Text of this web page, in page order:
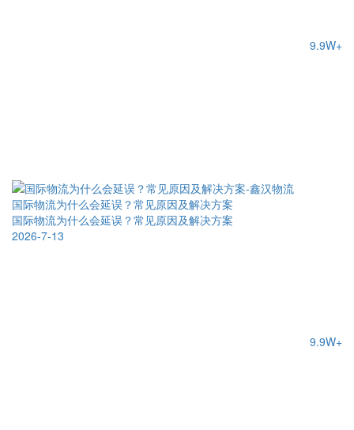
9.9W+
国际物流为什么会延误？常见原因及解决方案
国际物流为什么会延误？常见原因及解决方案
2026-7-13
9.9W+